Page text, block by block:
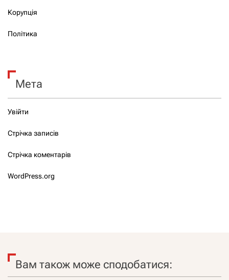
Корупція
Політика
Мета
Увійти
Стрічка записів
Стрічка коментарів
WordPress.org
Вам також може сподобатися: